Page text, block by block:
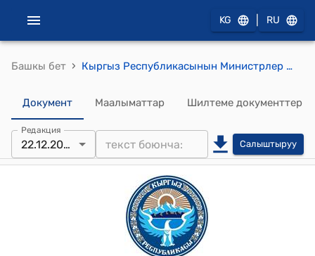
KG RU
Башкы бет › Кыргыз Республикасынын Министрлер Кабинетинин 2023-жылдын 16-майы № 264 "Өлкөнүн азык-түлүк коопсуздугун камсыз кылуу жана рыноктук бааларды турукташтыруу максатында колдонулуучу нөл (0) пайыз ставкасы боюнча кошумча нарк салыгы салынуучу товарлар жөнүндө" токтому
Документ Маалыматтар Шилтеме документтер
Редакция
22.12.2025 Салыштыруу